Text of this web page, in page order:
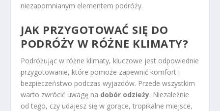
niezapomnianym elementem podróży.
JAK PRZYGOTOWAĆ SIĘ DO
PODRÓŻY W RÓŻNE KLIMATY?
Podróżując w różne klimaty, kluczowe jest odpowiednie
przygotowanie, które pomoże zapewnić komfort i
bezpieczeństwo podczas wyjazdów. Przede wszystkim
warto zwrócić uwagę na dobór odzieży. Niezależnie
od tego, czy udajesz się w gorące, tropikalne miejsce,